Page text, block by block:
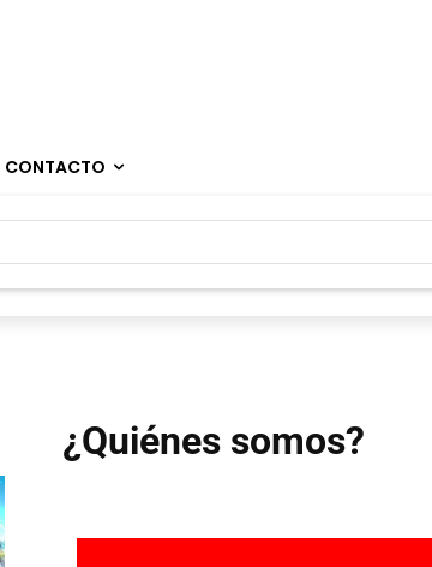
CONTACTO
¿Quiénes somos?